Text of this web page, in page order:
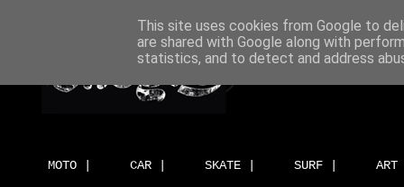
MOTO | CAR | SKATE | SURF |
This site uses cookies from Google to
are shared with Google along with
statistics, and to detect and address